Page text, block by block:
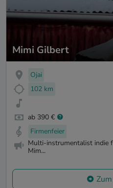
Mimi Gilbert
Ojai
102 km
ab 390 €
Firmenfeier
Multi-instrumentalist indie
Mim...